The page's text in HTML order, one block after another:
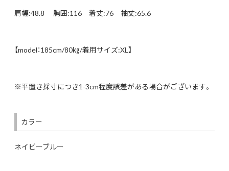
肩幅:48.8 胸囲:116 着丈:76 袖丈:65.6
【model：185cm/80㎏/着用サイズ:XL】
※平置き採寸につき1-3cm程度誤差がある場合がございます。
カラー
ネイビーブルー